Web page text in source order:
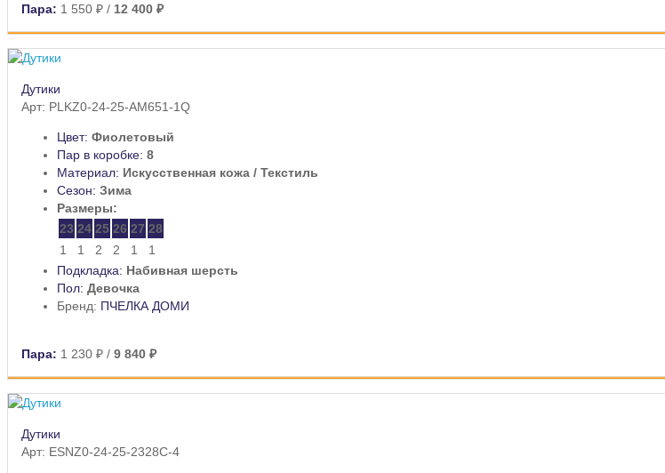
Пара: 1 550 ₽ / 12 400 ₽
Дутики
Арт: PLKZ0-24-25-AM651-1Q
Цвет: Фиолетовый
Пар в коробке: 8
Материал: Искусственная кожа / Текстиль
Сезон: Зима
Размеры:
23 24 25 26 27 28
1
1 2 2 1
1
Подкладка: Набивная шерсть
Пол: Девочка
Бренд: ПЧЕЛКА ДОМИ
Пара: 1 230 ₽ / 9 840 ₽
Дутики
Арт: ESNZ0-24-25-2328C-4